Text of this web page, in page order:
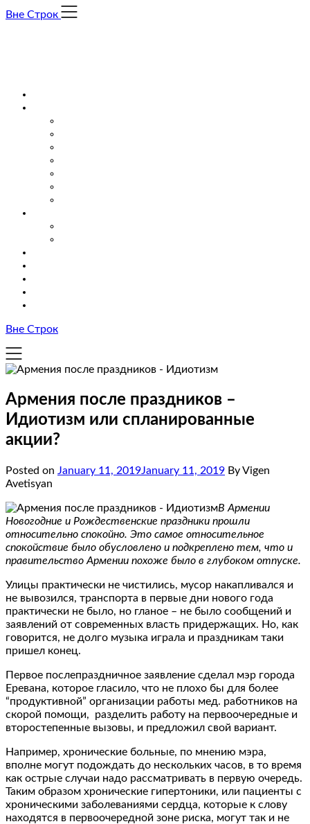
Skip
Вне Строк
Вне Строк
Армения после праздников –
Идиотизм или спланированные
акции?
Posted on January 11, 2019January 11, 2019 By Vigen
Avetisyan
В Армении
Новогодние и Рождественские праздники прошли
относительно спокойно. Это самое относительное
спокойствие было обусловлено и подкреплено тем, что и
правительство Армении похоже было в глубоком отпуске.
Улицы практически не чистились, мусор накапливался и
не вывозился, транспорта в первые дни нового года
практически не было, но гланое – не было сообщений и
заявлений от современных власть придержащих. Но, как
говорится, не долго музыка играла и праздникам таки
пришел конец.
Первое послепраздничное заявление сделал мэр города
Еревана, которое гласило, что не плохо бы для более
“продуктивной” организации работы мед. работников на
скорой помощи, разделить работу на первоочередные и
второстепенные вызовы, и предложил свой вариант.
Например, хронические больные, по мнению мэра,
вполне могут подождать до нескольких часов, в то время
как острые случаи надо рассматривать в первую очередь.
Таким образом хронические гипертоники, или пациенты с
хроническими заболеваниями сердца, которые к слову
находятся в первоочередной зоне риска, могут так и не